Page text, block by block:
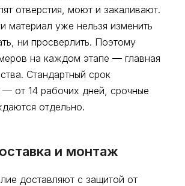
отверстия, моют и закаливают.
материал уже нельзя изменить
ни просверлить. Поэтому
на каждом этапе — главная
Стандартный срок
— от 14 рабочих дней, срочные
отдельно.
и монтаж
доставляют с защитой от